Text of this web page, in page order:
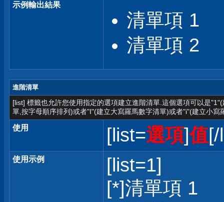
示例輸出結果
清單項 1
清單項 2
進階清單
[list] 標籤也允許您使用指定的選項建立進階清單.這個選項可以是
單,按字母順序排列)或者"I"(建立大寫羅馬數字清單)或者"i"(建立小寫
使用 [list=選項]值
使用示例
[list=1]
[*]清單項 1